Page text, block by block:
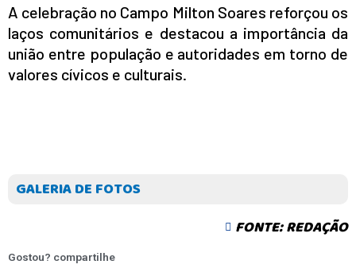
A celebração no Campo Milton Soares reforçou os
laços comunitários e destacou a importância da
união entre população e autoridades em torno de
valores cívicos e culturais.
GALERIA DE FOTOS
FONTE: REDAÇÃO
Gostou? compartilhe